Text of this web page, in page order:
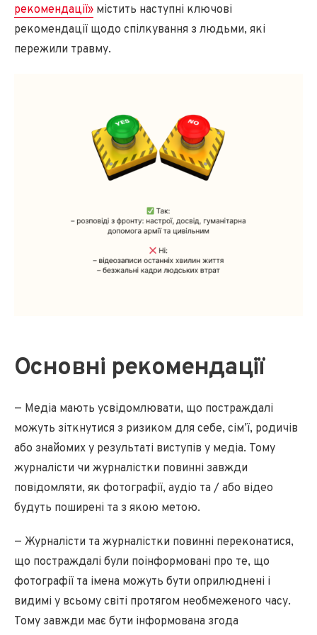
рекомендації» містить наступні ключові
рекомендації щодо спілкування з людьми, які
пережили травму.
Основні рекомендації
— Медіа мають усвідомлювати, що постраждалі
можуть зіткнутися з ризиком для себе, сім’ї, родичів
або знайомих у результаті виступів у медіа. Тому
журналісти чи журналістки повинні завжди
повідомляти, як фотографії, аудіо та / або відео
будуть поширені та з якою метою.
— Журналісти та журналістки повинні переконатися,
що постраждалі були поінформовані про те, що
фотографії та імена можуть бути оприлюднені і
видимі у всьому світі протягом необмеженого часу.
Тому завжди має бути інформована згода